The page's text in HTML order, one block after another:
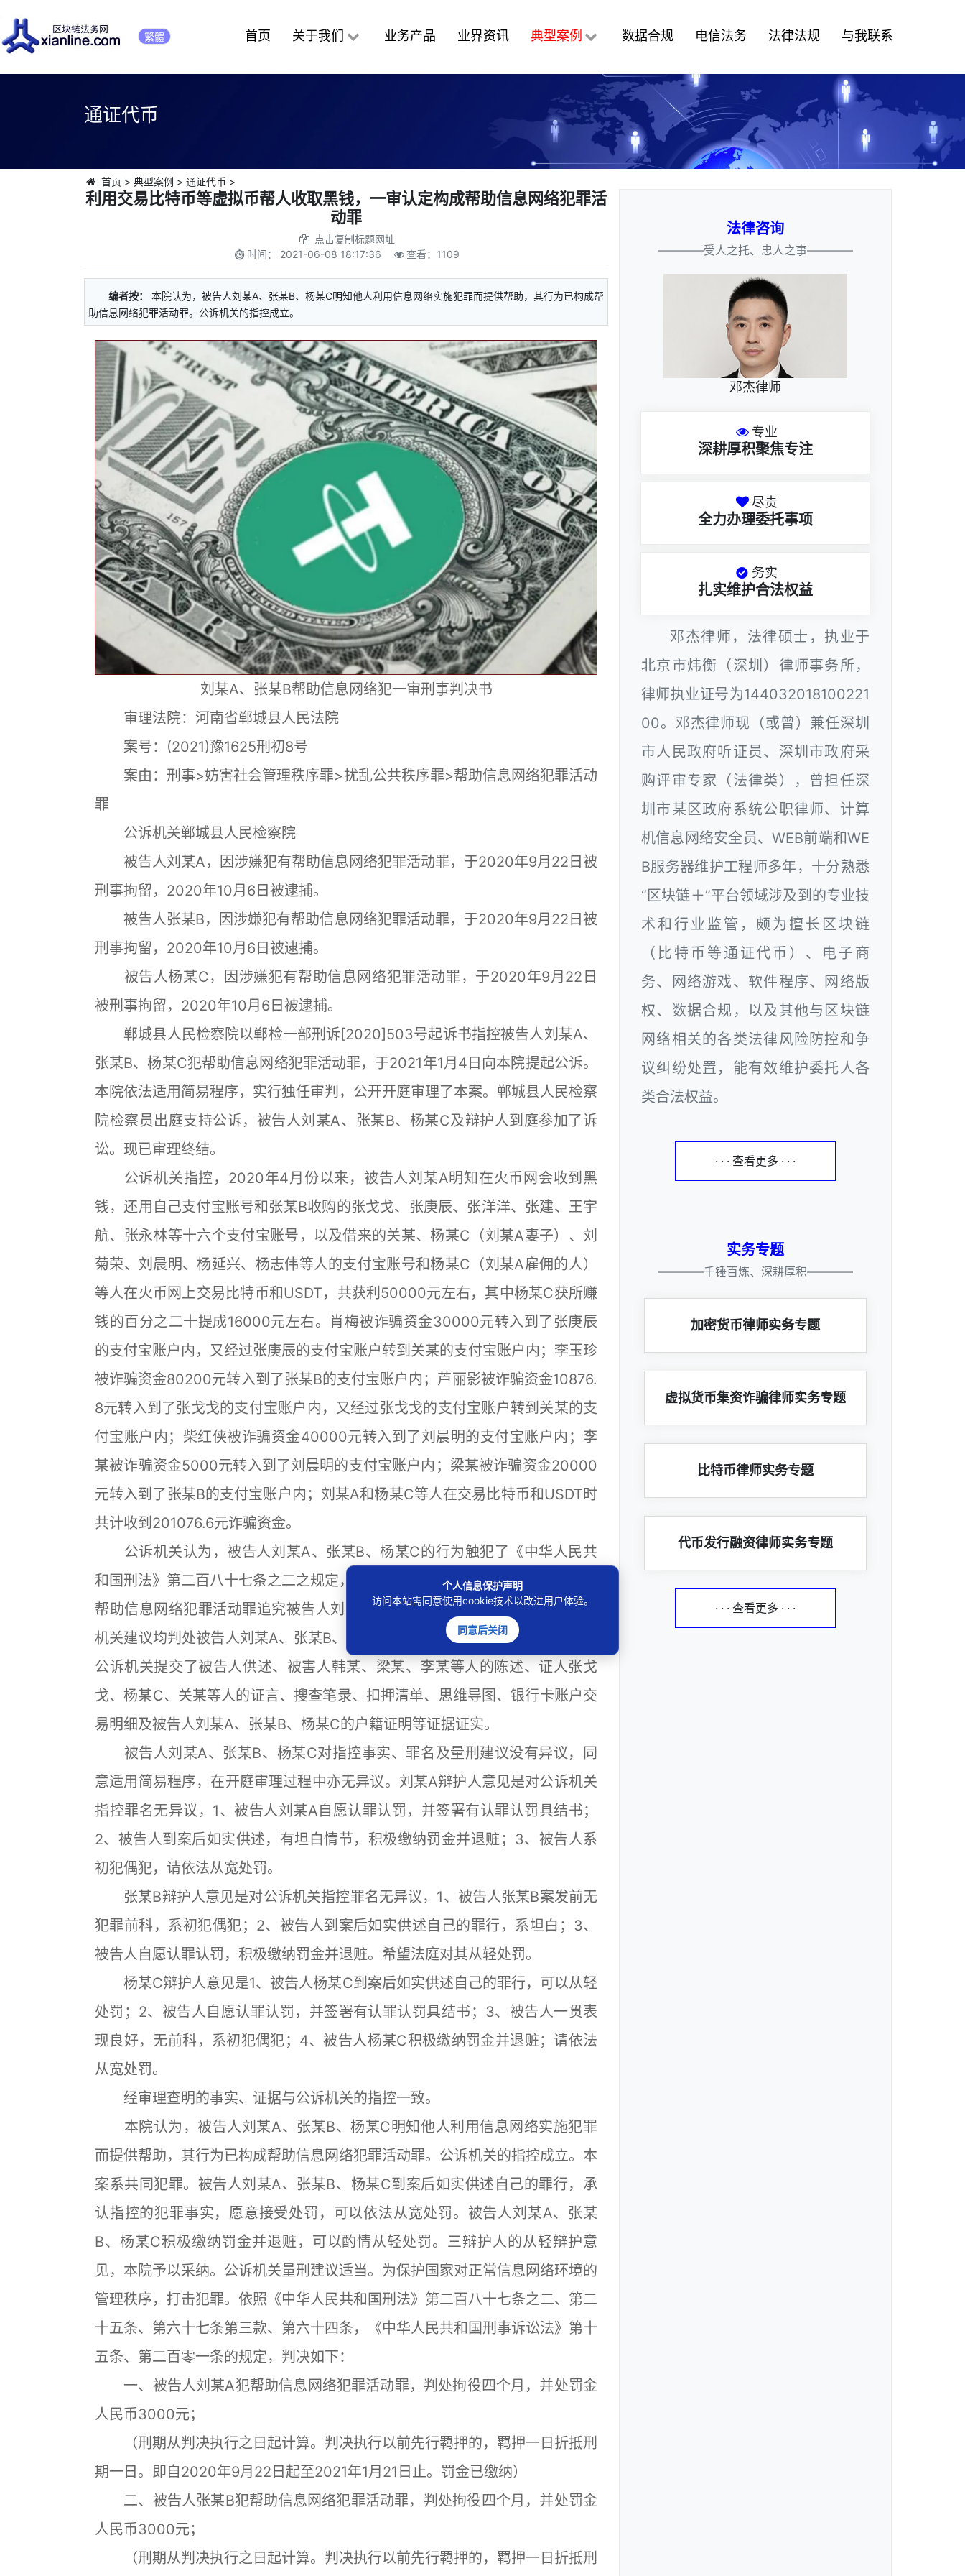
繁體 首页 关于我们 业务产品 业界资讯 典型案例 数据合规 电信法务 法律法规 与我联系
通证代币
首页 > 典型案例 > 通证代币 >
利用交易比特币等虚拟币帮人收取黑钱，一审认定构成帮助信息网络犯罪活
动罪
点击复制标题网址
时间： 2021-06-08 18:17:36 查看： 1109
编者按：
本院认为，被告人刘某A、张某B、杨某C明知他人利用信息网络实施犯罪而提供帮助，其行为已构成帮
助信息网络犯罪活动罪。公诉机关的指控成立。
刘某A、张某B帮助信息网络犯一审刑事判决书
审理法院：河南省郸城县人民法院
案号：(2021)豫1625刑初8号
案由：刑事>妨害社会管理秩序罪>扰乱公共秩序罪>帮助信息网络犯罪活动
罪
公诉机关郸城县人民检察院
被告人刘某A，因涉嫌犯有帮助信息网络犯罪活动罪，于2020年9月22日被
刑事拘留，2020年10月6日被逮捕。
被告人张某B，因涉嫌犯有帮助信息网络犯罪活动罪，于2020年9月22日被
刑事拘留，2020年10月6日被逮捕。
被告人杨某C，因涉嫌犯有帮助信息网络犯罪活动罪，于2020年9月22日
被刑事拘留，2020年10月6日被逮捕。
郸城县人民检察院以郸检一部刑诉[2020]503号起诉书指控被告人刘某A、
张某B、杨某C犯帮助信息网络犯罪活动罪，于2021年1月4日向本院提起公诉。
本院依法适用简易程序，实行独任审判，公开开庭审理了本案。郸城县人民检察
院检察员出庭支持公诉，被告人刘某A、张某B、杨某C及辩护人到庭参加了诉
讼。现已审理终结。
公诉机关指控，2020年4月份以来，被告人刘某A明知在火币网会收到黑
钱，还用自己支付宝账号和张某B收购的张戈戈、张庚辰、张洋洋、张建、王宇
航、张永林等十六个支付宝账号，以及借来的关某、杨某C（刘某A妻子）、刘
菊荣、刘晨明、杨延兴、杨志伟等人的支付宝账号和杨某C（刘某A雇佣的人）
等人在火币网上交易比特币和USDT，共获利50000元左右，其中杨某C获所赚
钱的百分之二十提成16000元左右。肖梅被诈骗资金30000元转入到了张庚辰
的支付宝账户内，又经过张庚辰的支付宝账户转到关某的支付宝账户内；李玉珍
被诈骗资金80200元转入到了张某B的支付宝账户内；芦丽影被诈骗资金10876.
8元转入到了张戈戈的支付宝账户内，又经过张戈戈的支付宝账户转到关某的支
付宝账户内；柴红侠被诈骗资金40000元转入到了刘晨明的支付宝账户内；李
某被诈骗资金5000元转入到了刘晨明的支付宝账户内；梁某被诈骗资金20000
元转入到了张某B的支付宝账户内；刘某A和杨某C等人在交易比特币和USDT时
共计收到201076.6元诈骗资金。
公诉机关认为，被告人刘某A、张某B、杨某C的行为触犯了《中华人民共
和国刑法》第二百八十七条之二之规定，犯罪事实清楚，证据确实充分，应当以
帮助信息网络犯罪活动罪追究被告人刘某A、张某B、杨某C的刑事责任；公诉
机关建议均判处被告人刘某A、张某B、杨某C拘役四个月，并处罚金3000元。
公诉机关提交了被告人供述、被害人韩某、梁某、李某等人的陈述、证人张戈
戈、杨某C、关某等人的证言、搜查笔录、扣押清单、思维导图、银行卡账户交
易明细及被告人刘某A、张某B、杨某C的户籍证明等证据证实。
被告人刘某A、张某B、杨某C对指控事实、罪名及量刑建议没有异议，同
意适用简易程序，在开庭审理过程中亦无异议。刘某A辩护人意见是对公诉机关
指控罪名无异议，1、被告人刘某A自愿认罪认罚，并签署有认罪认罚具结书；
2、被告人到案后如实供述，有坦白情节，积极缴纳罚金并退赃；3、被告人系
初犯偶犯，请依法从宽处罚。
张某B辩护人意见是对公诉机关指控罪名无异议，1、被告人张某B案发前无
犯罪前科，系初犯偶犯；2、被告人到案后如实供述自己的罪行，系坦白；3、
被告人自愿认罪认罚，积极缴纳罚金并退赃。希望法庭对其从轻处罚。
杨某C辩护人意见是1、被告人杨某C到案后如实供述自己的罪行，可以从轻
处罚；2、被告人自愿认罪认罚，并签署有认罪认罚具结书；3、被告人一贯表
现良好，无前科，系初犯偶犯；4、被告人杨某C积极缴纳罚金并退赃；请依法
从宽处罚。
经审理查明的事实、证据与公诉机关的指控一致。
本院认为，被告人刘某A、张某B、杨某C明知他人利用信息网络实施犯罪
而提供帮助，其行为已构成帮助信息网络犯罪活动罪。公诉机关的指控成立。本
案系共同犯罪。被告人刘某A、张某B、杨某C到案后如实供述自己的罪行，承
认指控的犯罪事实，愿意接受处罚，可以依法从宽处罚。被告人刘某A、张某
B、杨某C积极缴纳罚金并退赃，可以酌情从轻处罚。三辩护人的从轻辩护意
见，本院予以采纳。公诉机关量刑建议适当。为保护国家对正常信息网络环境的
管理秩序，打击犯罪。依照《中华人民共和国刑法》第二百八十七条之二、第二
十五条、第六十七条第三款、第六十四条，《中华人民共和国刑事诉讼法》第十
五条、第二百零一条的规定，判决如下：
一、被告人刘某A犯帮助信息网络犯罪活动罪，判处拘役四个月，并处罚金
人民币3000元；
（刑期从判决执行之日起计算。判决执行以前先行羁押的，羁押一日折抵刑
期一日。即自2020年9月22日起至2021年1月21日止。罚金已缴纳）
二、被告人张某B犯帮助信息网络犯罪活动罪，判处拘役四个月，并处罚金
人民币3000元；
（刑期从判决执行之日起计算。判决执行以前先行羁押的，羁押一日折抵刑
法律咨询
————受人之托、忠人之事————
邓杰律师
专业
深耕厚积聚焦专注
尽责
全力办理委托事项
务实
扎实维护合法权益
邓杰律师，法律硕士，执业于
北京市炜衡（深圳）律师事务所，
律师执业证号为144032018100221
00。邓杰律师现（或曾）兼任深圳
市人民政府听证员、深圳市政府采
购评审专家（法律类），曾担任深
圳市某区政府系统公职律师、计算
机信息网络安全员、WEB前端和WE
B服务器维护工程师多年，十分熟悉
“区块链＋”平台领域涉及到的专业技
术和行业监管，颇为擅长区块链
（比特币等通证代币）、电子商
务、网络游戏、软件程序、网络版
权、数据合规，以及其他与区块链
网络相关的各类法律风险防控和争
议纠纷处置，能有效维护委托人各
类合法权益。
· · · 查看更多 · · ·
实务专题
————千锤百炼、深耕厚积————
加密货币律师实务专题
虚拟货币集资诈骗律师实务专题
比特币律师实务专题
代币发行融资律师实务专题
· · · 查看更多 · · ·
个人信息保护声明
访问本站需同意使用cookie技术以改进用户体验。
同意后关闭